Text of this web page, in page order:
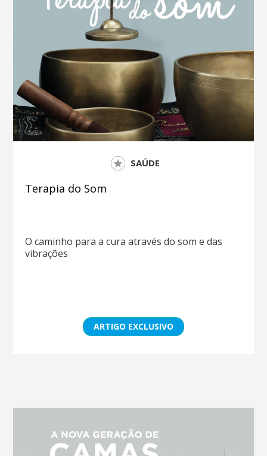
SAÚDE
Terapia do Som
O caminho para a cura através do som e das
vibrações
ARTIGO EXCLUSIVO